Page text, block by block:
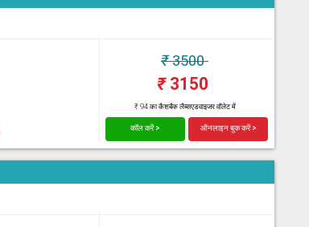
₹3500
₹3150
₹ 94 का कैशबैक लैब्सएडवाइजर वॉलेट में
कॉल करें > ऑनलाइन बुक करें >